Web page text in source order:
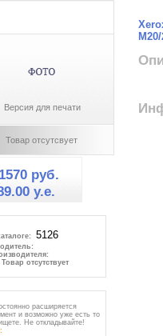
Версия для печати
Товар отсутсвует
руб.
y.e.
отсутствует
расширяется
и возможно уже есть то
Не откладывайте!